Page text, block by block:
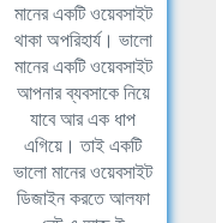
মানের একটি ওয়েবসাইট
থাকা অপরিহার্য। ভালো
মানের একটি ওয়েবসাইট
আপনার ব্যবসাকে নিয়ে
যাবে আর এক ধাপ
এগিয়ে। তাই একটি
ভালো মানের ওয়েবসাইট
ডিজাইন করতে আলফা